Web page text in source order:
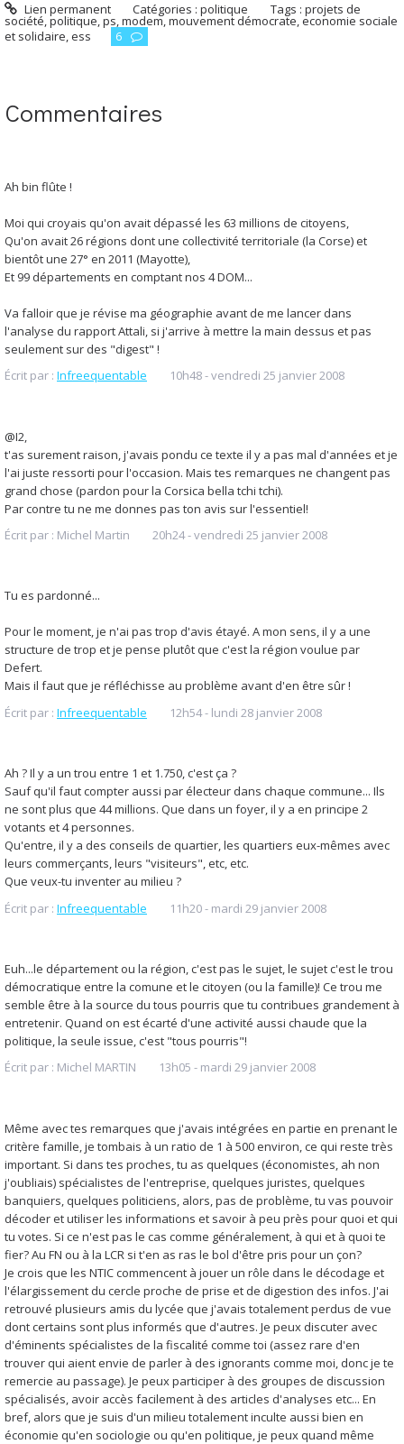
Lien permanent Catégories :politique Tags :projets de
société,politique,ps,modem,mouvement démocrate,economie sociale
et solidaire,ess 6
Commentaires
Ah bin flûte !
Moi qui croyais qu'on avait dépassé les 63 millions de citoyens,
Qu'on avait 26 régions dont une collectivité territoriale (la Corse) et
bientôt une 27° en 2011 (Mayotte),
Et 99 départements en comptant nos 4 DOM...
Va falloir que je révise ma géographie avant de me lancer dans
l'analyse du rapport Attali, si j'arrive à mettre la main dessus et pas
seulement sur des "digest" !
Écrit par : Infreequentable 10h48-vendredi 25 janvier 2008
@I2,
t'as surement raison, j'avais pondu ce texte il y a pas mal d'années et je
l'ai juste ressorti pour l'occasion. Mais tes remarques ne changent pas
grand chose (pardon pour la Corsica bella tchi tchi).
Par contre tu ne me donnes pas ton avis sur l'essentiel!
Écrit par : Michel Martin 20h24-vendredi 25 janvier 2008
Tu es pardonné...
Pour le moment, je n'ai pas trop d'avis étayé. A mon sens, il y a une
structure de trop et je pense plutôt que c'est la région voulue par
Defert.
Mais il faut que je réfléchisse au problème avant d'en être sûr !
Écrit par : Infreequentable 12h54- lundi 28 janvier 2008
Ah ? Il y a un trou entre 1 et 1.750, c'est ça ?
Sauf qu'il faut compter aussi par électeur dans chaque commune... Ils
ne sont plus que 44 millions. Que dans un foyer, il y a en principe 2
votants et 4 personnes.
Qu'entre, il y a des conseils de quartier, les quartiers eux-mêmes avec
leurs commerçants, leurs "visiteurs", etc, etc.
Que veux-tu inventer au milieu ?
Écrit par : Infreequentable 11h20- mardi 29 janvier 2008
Euh...le département ou la région, c'est pas le sujet, le sujet c'est le trou
démocratique entre la comune et le citoyen (ou la famille)! Ce trou me
semble être à la source du tous pourris que tu contribues grandement à
entretenir. Quand on est écarté d'une activité aussi chaude que la
politique, la seule issue, c'est "tous pourris"!
Écrit par : Michel MARTIN 13h05 - mardi 29 janvier 2008
Même avec tes remarques que j'avais intégrées en partie en prenant le
critère famille, je tombais à un ratio de 1 à 500 environ, ce qui reste très
important. Si dans tes proches, tu as quelques (économistes, ah non
j'oubliais) spécialistes de l'entreprise, quelques juristes, quelques
banquiers, quelques politiciens, alors, pas de problème, tu vas pouvoir
décoder et utiliser les informations et savoir à peu près pour quoi et qui
tu votes. Si ce n'est pas le cas comme généralement, à qui et à quoi te
fier? Au FN ou à la LCR si t'en as ras le bol d'être pris pour un çon?
Je crois que les NTIC commencent à jouer un rôle dans le décodage et
l'élargissement du cercle proche de prise et de digestion des infos. J'ai
retrouvé plusieurs amis du lycée que j'avais totalement perdus de vue
dont certains sont plus informés que d'autres. Je peux discuter avec
d'éminents spécialistes de la fiscalité comme toi (assez rare d'en
trouver qui aient envie de parler à des ignorants comme moi, donc je te
remercie au passage). Je peux participer à des groupes de discussion
spécialisés, avoir accès facilement à des articles d'analyses etc... En
bref, alors que je suis d'un milieu totalement inculte aussi bien en
économie qu'en sociologie ou qu'en politique, je peux quand même